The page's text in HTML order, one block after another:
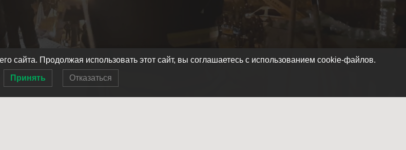
сайта. Продолжая использовать этот сайт, вы соглашаетесь с использованием cookie-файлов.
Принять Отказаться